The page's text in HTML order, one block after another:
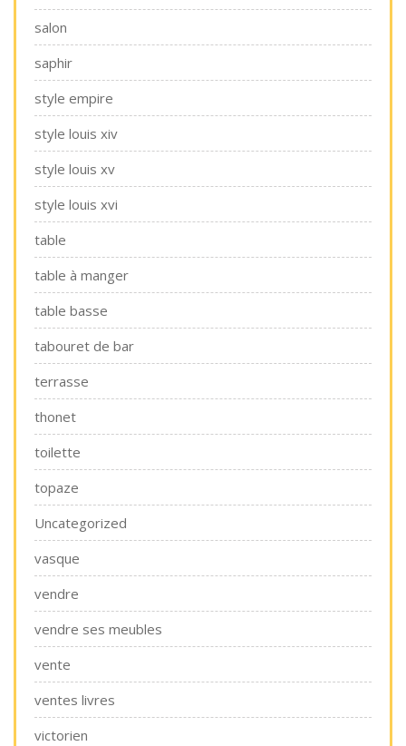
salon
saphir
style empire
style louis xiv
style louis xv
style louis xvi
table
table à manger
table basse
tabouret de bar
terrasse
thonet
toilette
topaze
Uncategorized
vasque
vendre
vendre ses meubles
vente
ventes livres
victorien